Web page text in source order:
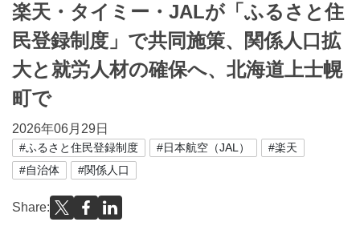
楽天・タイミー・JALが「ふるさと住
民登録制度」で共同施策、関係人口拡
大と就労人材の確保へ、北海道上士幌
町で
2026年06月29日
#ふるさと住民登録制度 #日本航空（JAL）
#楽天
#自治体
#関係人口
Share: